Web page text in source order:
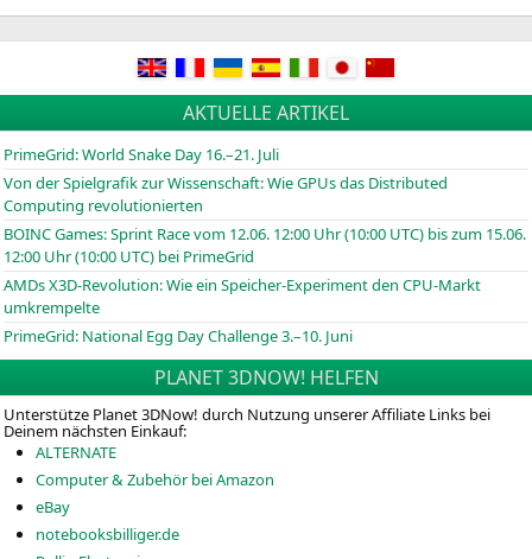
AKTUELLE ARTIKEL
PrimeGrid: World Snake Day 16.–21. Juli
Von der Spielgrafik zur Wissenschaft: Wie GPUs das Distributed
Computing revolutionierten
BOINCGames: Sprint Race vom 12.06. 12:00 Uhr (10:00 UTC) bis zum 15.06.
12:00 Uhr (10:00 UTC) bei PrimeGrid
AMDs X3D-Revolution: Wie ein Speicher-Experiment den CPU-Markt
umkrempelte
PrimeGrid: National Egg Day Challenge 3.–10. Juni
PLANET 3DNOW! HELFEN
Unterstütze Planet 3DNow! durch Nutzung unserer Affiliate Links bei
Deinem nächsten Einkauf:
ALTERNATE
Computer & Zubehör bei Amazon
eBay
notebooksbilliger.de